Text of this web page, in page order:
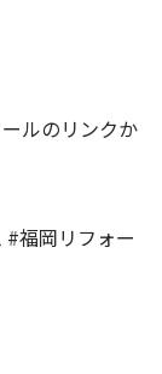
ルのリンクか
福岡リフォー